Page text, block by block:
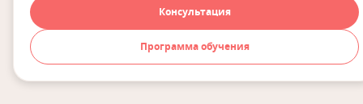
Консультация
Программа обучения